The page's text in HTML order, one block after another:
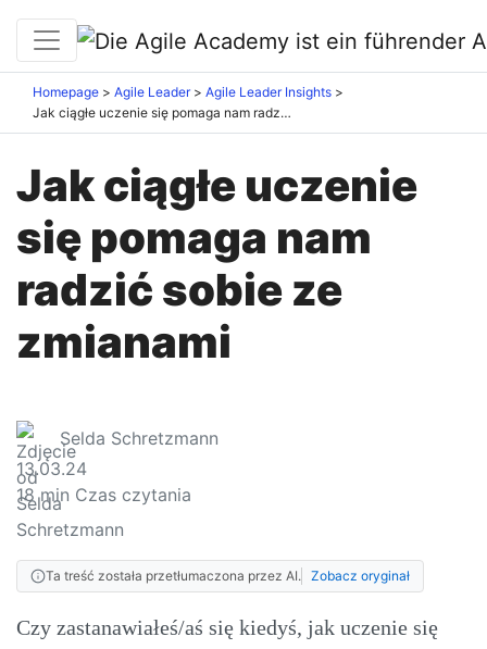
Homepage Agile Leader
Agile Leader Insights
Jak ciągłe uczenie się pomaga nam radzić sobie ze zmianami
Jak ciągłe uczenie
się pomaga nam
radzić sobie ze
zmianami
Selda Schretzmann
13.03.24
18min Czas czytania
Ta treść została przetłumaczona przez AI. Zobacz oryginał
Czy zastanawiałeś/aś się kiedyś, jak uczenie się